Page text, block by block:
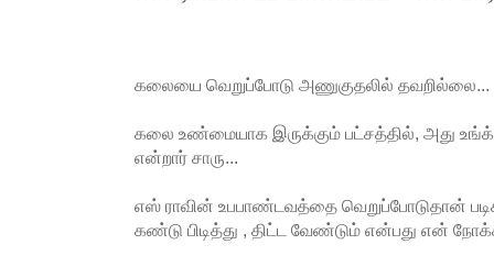
கலையை வெறுப்போடு அணுகுதலில் தவறில்லை...
கலை உண்மையாக இருக்கும் பட்சத்தில், அது
என்றார் சாரு...
எஸ் ராவின் உபபாண்டவத்தை வெறுப்போடுதான்
கண்டு பிடித்து , திட்ட வேண்டும் என்பது என்